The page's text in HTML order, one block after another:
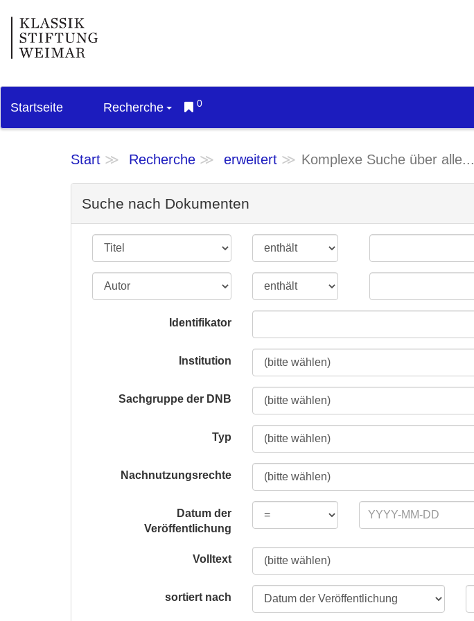
Startseite Recherche 0
Start Recherche erweitert Komplexe Suche über alle...
Suche nach Dokumenten
Identifikator
Institution
Sachgruppe der DNB
Typ
Nachnutzungsrechte
Datum der
Veröffentlichung
Volltext
sortiert nach